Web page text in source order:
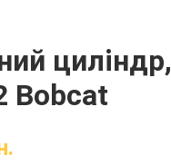
циліндр,
Bobcat